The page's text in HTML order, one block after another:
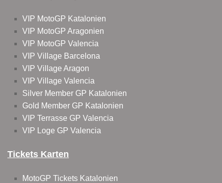
VIP MotoGP Katalonien
VIP MotoGP Aragonien
VIP MotoGP Valencia
VIP Village Barcelona
VIP Village Aragon
VIP Village Valencia
Silver Member GP Katalonien
Gold Member GP Katalonien
VIP Terrasse GP Valencia
VIP Loge GP Valencia
Tickets Karten
MotoGP Tickets Katalonien